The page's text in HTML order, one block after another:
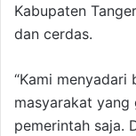
Kabupaten
dan cerdas.
“Kami menyadari
masyarakat
pemerintah saja.